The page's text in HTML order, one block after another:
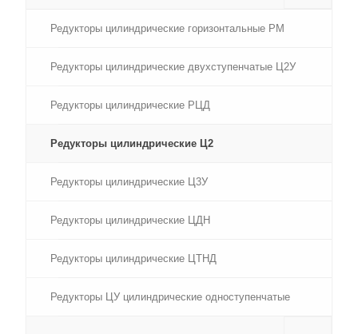
Редукторы цилиндрические горизонтальные РМ
Редукторы цилиндрические двухступенчатые Ц2У
Редукторы цилиндрические РЦД
Редукторы цилиндрические Ц2
Редукторы цилиндрические Ц3У
Редукторы цилиндрические ЦДН
Редукторы цилиндрические ЦТНД
Редукторы ЦУ цилиндрические одноступенчатые